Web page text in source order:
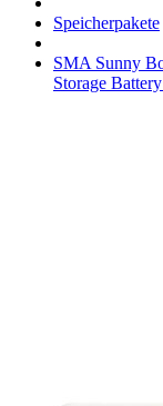
Speicherpakete
SMA Sunny
Storage